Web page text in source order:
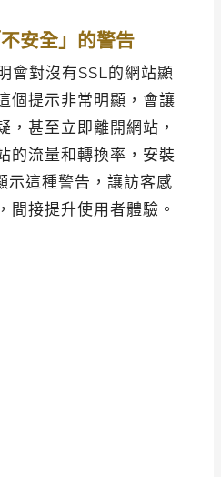
安全」的警告
會對沒有SSL的網站顯
個提示非常明顯，會讓
，甚至立即離開網站，
的流量和轉換率，安裝
示這種警告，讓訪客感
間接提升使用者體驗。